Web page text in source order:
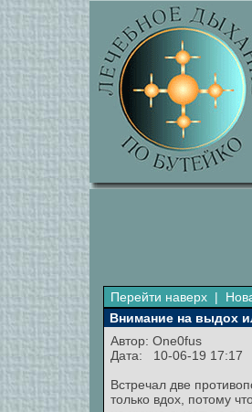
Перейти наверх |
Внимание на выдох
Автор: One0fus
Дата: 10-06-19 17:17
Встречал две
только вдох, потому